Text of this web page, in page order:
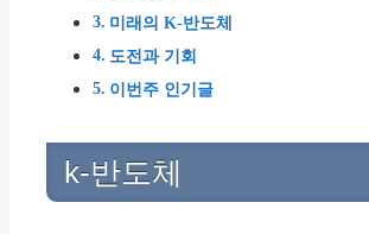
미래의 K-반도체
도전과 기회
이번주 인기글
k-반도체